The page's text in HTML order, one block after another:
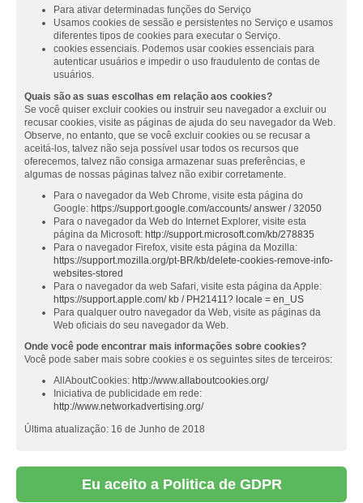
Para ativar determinadas funções do Serviço
Usamos cookies de sessão e persistentes no Serviço e usamos
diferentes tipos de cookies para executar o Serviço.
cookies essenciais. Podemos usar cookies essenciais para
autenticar usuários e impedir o uso fraudulento de contas de
usuários.
Quais são as suas escolhas em relação aos cookies?
Se você quiser excluir cookies ou instruir seu navegador a excluir ou
recusar cookies, visite as páginas de ajuda do seu navegador da Web.
Observe, no entanto, que se você excluir cookies ou se recusar a
aceitá-los, talvez não seja possível usar todos os recursos que
oferecemos, talvez não consiga armazenar suas preferências, e
algumas de nossas páginas talvez não exibir corretamente.
Para o navegador da Web Chrome, visite esta página do
Google: https://support.google.com/accounts/ answer / 32050
Para o navegador da Web do Internet Explorer, visite esta
página da Microsoft: http://support.microsoft.com/kb/278835
Para o navegador Firefox, visite esta página da Mozilla:
https://support.mozilla.org/pt-BR/kb/delete-cookies-remove-info-
websites-stored
Para o navegador da web Safari, visite esta página da Apple:
https://support.apple.com/ kb / PH21411? locale = en_US
Para qualquer outro navegador da Web, visite as páginas da
Web oficiais do seu navegador da Web.
Onde você pode encontrar mais informações sobre cookies?
Você pode saber mais sobre cookies e os seguintes sites de terceiros:
AllAboutCookies: http://www.allaboutcookies.org/
Iniciativa de publicidade em rede:
http://www.networkadvertising.org/
Última atualização: 16 de Junho de 2018